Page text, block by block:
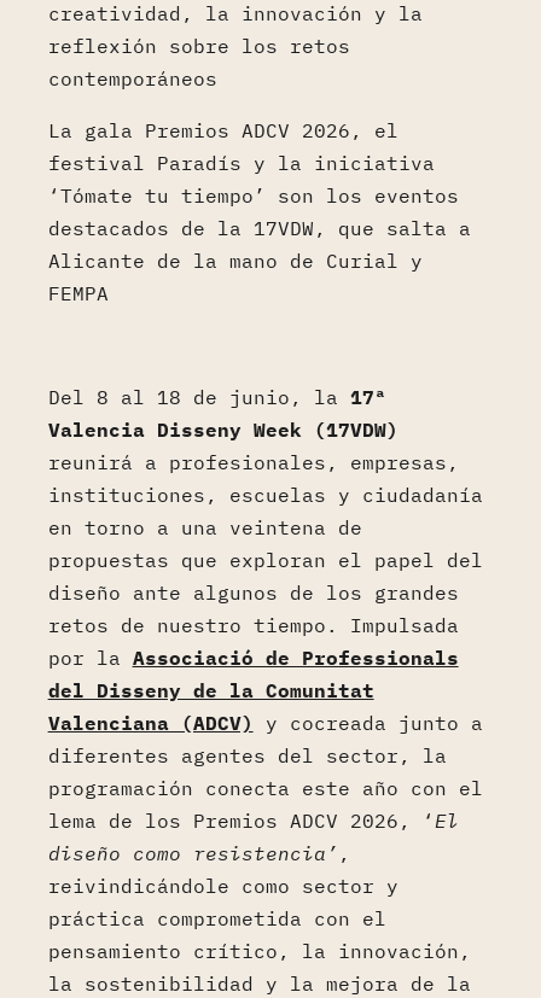
creatividad, la innovación y la
reflexión sobre los retos
contemporáneos
La gala Premios ADCV 2026, el
festival Paradís y la iniciativa
‘Tómate tu tiempo’ son los eventos
destacados de la 17VDW, que salta a
Alicante de la mano de Curial y
FEMPA
Del 8 al 18 de junio, la 17ª
Valencia Disseny Week (17VDW)
reunirá a profesionales, empresas,
instituciones, escuelas y ciudadanía
en torno a una veintena de
propuestas que exploran el papel del
diseño ante algunos de los grandes
retos de nuestro tiempo. Impulsada
por la Associació de Professionals
del Disseny de la Comunitat
Valenciana (ADCV)
y cocreada junto a
diferentes agentes del sector, la
programación conecta este año con el
lema de los Premios ADCV 2026, ‘ El
diseño como resistencia’ ,
reivindicándole como sector y
práctica comprometida con el
pensamiento crítico, la innovación,
la sostenibilidad y la mejora de la